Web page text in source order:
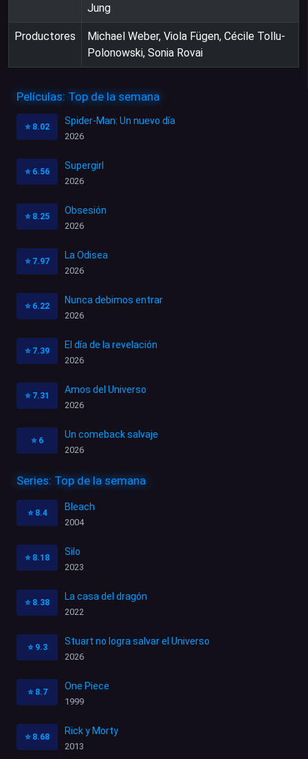
Jung
Productores
Michael Weber, Viola Fügen, Cécile Tollu-
Polonowski, Sonia Rovai
Películas: Top de la semana
⭐ 8.02
Spider-Man: Un nuevo día
2026
⭐ 6.56
Supergirl
2026
⭐ 8.25
Obsesión
2026
⭐ 7.97
La Odisea
2026
⭐ 6.22
Nunca debimos entrar
2026
⭐ 7.39
El día de la revelación
2026
⭐ 7.31
Amos del Universo
2026
⭐ 6
Un comeback salvaje
2026
Series: Top de la semana
⭐ 8.4
Bleach
2004
⭐ 8.18
Silo
2023
⭐ 8.38
La casa del dragón
2022
⭐ 9.3
Stuart no logra salvar el Universo
2026
⭐ 8.7
One Piece
1999
⭐ 8.68
Rick y Morty
2013